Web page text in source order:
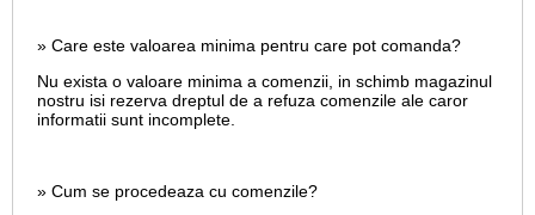
» Care este valoarea minima pentru care pot comanda?
Nu exista o valoare minima a comenzii, in schimb magazinul
nostru isi rezerva dreptul de a refuza comenzile ale caror
informatii sunt incomplete.
» Cum se procedeaza cu comenzile?